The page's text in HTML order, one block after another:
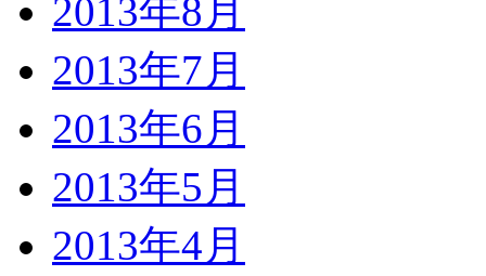
2013年8月
2013年7月
2013年6月
2013年5月
2013年4月